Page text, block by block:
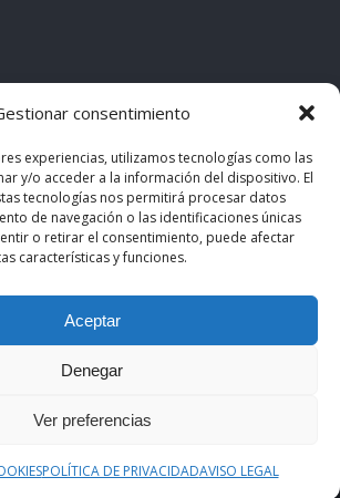
consentimiento
experiencias, utilizamos tecnologías como las
y/o acceder a la información del dispositivo. El
tecnologías nos permitirá procesar datos
de navegación o las identificaciones únicas
o retirar el consentimiento, puede afectar
características y funciones.
Aceptar
Denegar
Ver preferencias
POLÍTICA DE PRIVACIDADAVISO LEGAL
Podcast de Medicina · by casiMedicos
Radio casiMedicos
. Los contenidos pertenecen a sus
y se muestran mediante